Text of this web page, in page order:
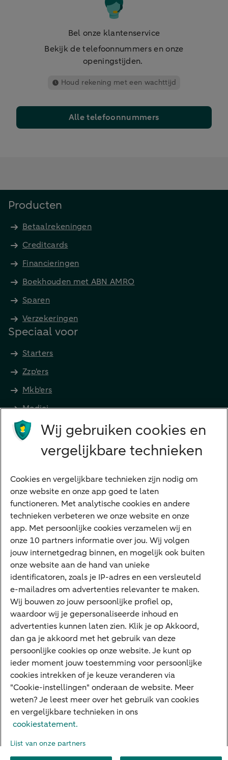
Bel onze klantenservice
Bekijk de telefoonnummers en onze
openingstijden.
Houd rekening met een wachttijd
Alle telefoonnummers
Producten
Betaalrekeningen
Creditcards
Financieringen
Boekhouden met ABN AMRO
Sparen
Verzekeringen
Speciaal voor
Starters
Zzp'ers
Mkb'ers
Medici
Advocaten en notarissen
Diensten
VraagHugo
Corporate Finance
Tikkie zakelijk
Cyber Veilig & Zeker
Private Banking
Interessant
Sectoren & trends
Ondernemersverhalen
Valutacentrum
Alles over PSD2
Business Community
Over ABN AMRO
Toegankelijkheid
PrivacyDisclaimerCookie-instellingen
Wij gebruiken cookies en
vergelijkbare technieken
Cookies en vergelijkbare technieken zijn nodig om
onze website en onze app goed te laten
functioneren. Met analytische cookies en andere
technieken verbeteren we onze website en onze
app. Met persoonlijke cookies verzamelen wij en
onze 10 partners informatie over jou. Wij volgen
jouw internetgedrag binnen, en mogelijk ook buiten
onze website aan de hand van unieke
identificatoren, zoals je IP-adres en een versleuteld
e-mailadres om advertenties relevanter te maken.
Wij bouwen zo jouw persoonlijke profiel op,
waardoor wij je gepersonaliseerde inhoud en
advertenties kunnen laten zien. Klik je op Akkoord,
dan ga je akkoord met het gebruik van deze
persoonlijke cookies op onze website. Je kunt op
ieder moment jouw toestemming voor persoonlijke
cookies intrekken of je keuze veranderen via
"Cookie-instellingen" onderaan de website. Meer
weten? Je leest meer over het gebruik van cookies
en vergelijkbare technieken in ons
cookiestatement.
Lijst van onze partners